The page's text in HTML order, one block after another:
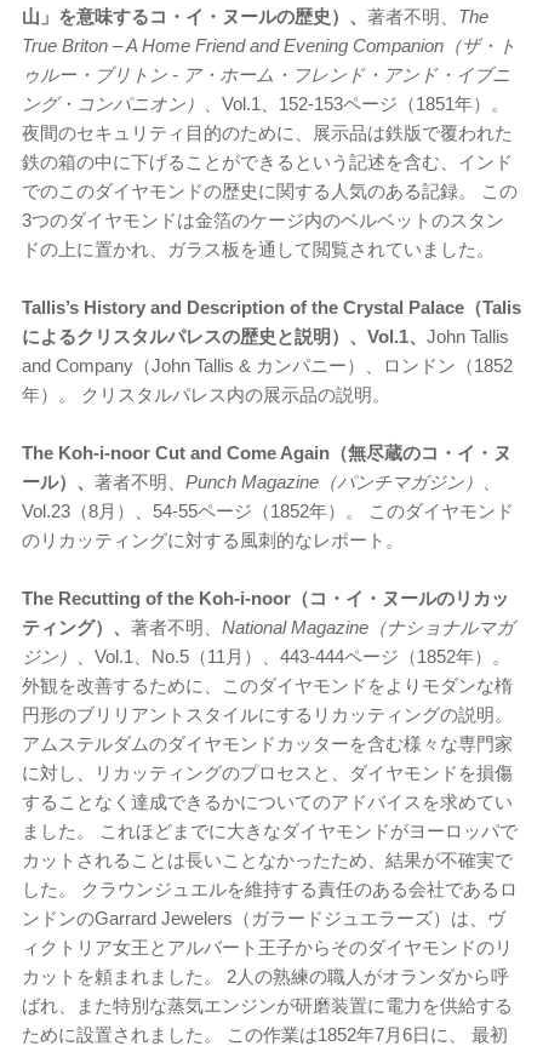
山」を意味するコ・イ・ヌールの歴史）、 著者不明、 The
True Briton – A Home Friend and Evening Companion（ザ・ト
ゥルー・ブリトン - ア・ホーム・フレンド・アンド・イブニ
ング・コンパニオン）
、Vol.1、152-153ページ（1851年）。
夜間のセキュリティ目的のために、展示品は鉄版で覆われた
鉄の箱の中に下げることができるという記述を含む、インド
でのこのダイヤモンドの歴史に関する人気のある記録。 この
3つのダイヤモンドは金箔のケージ内のベルベットのスタン
ドの上に置かれ、ガラス板を通して閲覧されていました。
Tallis’s History and Description of the Crystal Palace（Talis
によるクリスタルパレスの歴史と説明）、Vol.1、 John Tallis
and Company（John Tallis & カンパニー）、ロンドン（1852
年）。 クリスタルパレス内の展示品の説明。
The Koh-i-noor Cut and Come Again（無尽蔵のコ・イ・ヌ
ール）、 著者不明、 Punch Magazine（パンチマガジン）
Vol.23（8月）、54-55ページ（1852年）。 このダイヤモンド
のリカッティングに対する風刺的なレポート。
The Recutting of the Koh-i-noor（コ・イ・ヌールのリカッ
ティング）、 著者不明、 National Magazine（ナショナルマガ
ジン）
、Vol.1、No.5（11月）、443-444ページ（1852年）。
外観を改善するために、このダイヤモンドをよりモダンな楕
円形のブリリアントスタイルにするリカッティングの説明。
アムステルダムのダイヤモンドカッターを含む様々な専門家
に対し、リカッティングのプロセスと、ダイヤモンドを損傷
することなく達成できるかについてのアドバイスを求めてい
ました。 これほどまでに大きなダイヤモンドがヨーロッパで
カットされることは長いことなかったため、結果が不確実で
した。 クラウンジュエルを維持する責任のある会社であるロ
ンドンのGarrard Jewelers（ガラードジュエラーズ）は、ヴ
ィクトリア女王とアルバート王子からそのダイヤモンドのリ
カットを頼まれました。 2人の熟練の職人がオランダから呼
ばれ、また特別な蒸気エンジンが研磨装置に電力を供給する
ために設置されました。 この作業は1852年7月6日に、 最初